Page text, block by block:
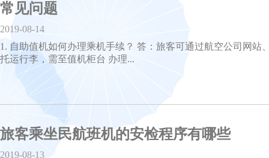
常见问题
2019-08-14
1. 自助值机如何办理乘机手续？ 答：旅客可通过航空公司网
托运行李，需至值机柜台 办理...
旅客乘坐民航班机的安检程序有哪些
2019-08-13